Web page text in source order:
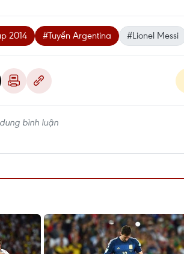
2014 #Tuyển Argentina #Lionel Messi